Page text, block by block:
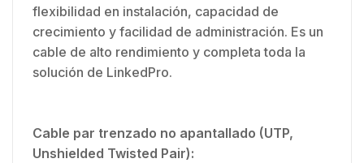
flexibilidad en instalación, capacidad de
crecimiento y facilidad de administración. Es un
cable de alto rendimiento y completa toda la
solución de LinkedPro.
Cable par trenzado no apantallado (UTP,
Unshielded Twisted Pair):